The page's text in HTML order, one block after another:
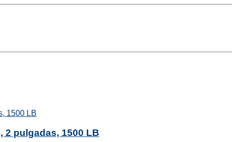
2 pulgadas, 1500 LB